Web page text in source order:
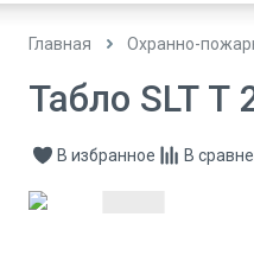
Главная Охранно-
Табло SLT
В избранное В